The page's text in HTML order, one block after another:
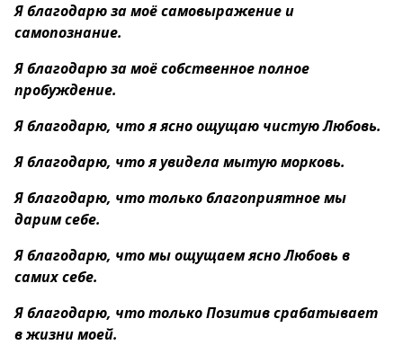
Я благодарю за моё самовыражение и
самопознание.
Я благодарю за моё собственное полное
пробуждение.
Я благодарю, что я ясно ощущаю чистую Любовь.
Я благодарю, что я увидела мытую морковь.
Я благодарю, что только благоприятное мы
дарим себе.
Я благодарю, что мы ощущаем ясно Любовь в
самих себе.
Я благодарю, что только Позитив срабатывает
в жизни моей.